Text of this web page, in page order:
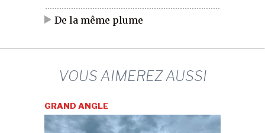
De la même plume
VOUS AIMEREZ AUSSI
GRAND ANGLE